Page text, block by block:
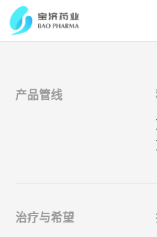
产品管线
治疗与希望